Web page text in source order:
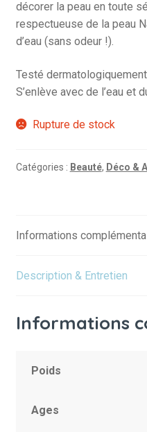
décorer la peau en toute
respectueuse de la peau
d’eau (sans odeur !).
Testé
S’enlève avec de l’eau et
Rupture de stock
Catégories : Beauté, Déco &
Informations
Description & Entretien
Informations
Poids
Ages